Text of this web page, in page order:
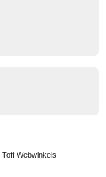
Webwinkels